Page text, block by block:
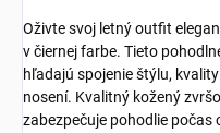
Oživte svoj letný outfit
v čiernej farbe. Tieto
hľadajú spojenie štýlu,
nosení. Kvalitný kožený
zabezpečuje pohodlie počas